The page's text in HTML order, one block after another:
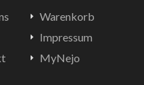
Warenkorb
Impressum
MyNejo